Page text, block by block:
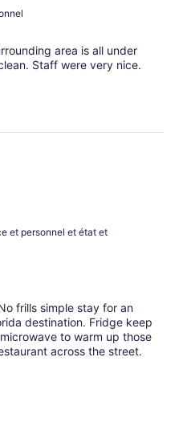
area is all under
Staff were very nice.
et personnel et état et
frills simple stay for an
destination. Fridge keep
to warm up those
across the street.